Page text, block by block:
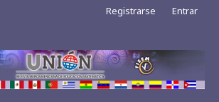
Registrarse Entrar